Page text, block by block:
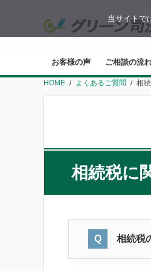
お客様の声 ご相談の流
HOME よくあるご質問 相
相続税に
相続税
当サイトで